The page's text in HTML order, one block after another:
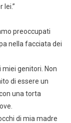
lei.”
preoccupati
nella facciata dei
genitori. Non
di essere un
una torta
di mia madre